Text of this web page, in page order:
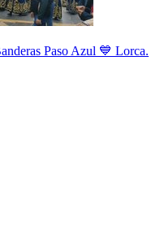
Paso Azul 💙 Lorca.